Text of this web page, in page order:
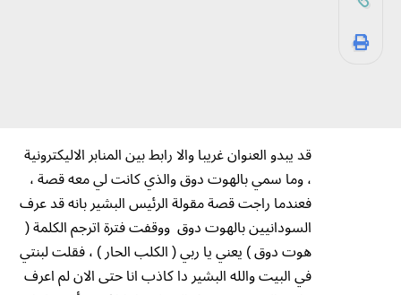
قد يبدو العنوان غريبا والا رابط بين المنابر الاليكترونية
، وما سمي بالهوت دوق والذي كانت لي معه قصة ،
فعندما راجت قصة مقولة الرئيس البشير بانه قد عرف
السودانيين بالهوت دوق ووقفت فترة اترجم الكلمة (
هوت دوق ) يعني يا ربي ( الكلب الحار ) ، فقلت لبنتي
في البيت والله البشير دا كاذب انا حتى الان لم اعرف